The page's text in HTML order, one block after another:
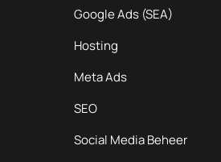
Google Ads (SEA)
Hosting
Meta Ads
SEO
Social Media Beheer